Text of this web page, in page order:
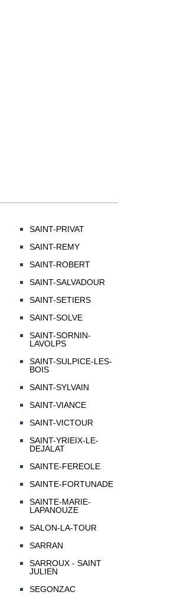
SAINT-PRIVAT
SAINT-REMY
SAINT-ROBERT
SAINT-SALVADOUR
SAINT-SETIERS
SAINT-SOLVE
SAINT-SORNIN-
LAVOLPS
SAINT-SULPICE-LES-
BOIS
SAINT-SYLVAIN
SAINT-VIANCE
SAINT-VICTOUR
SAINT-YRIEIX-LE-
DEJALAT
SAINTE-FEREOLE
SAINTE-FORTUNADE
SAINTE-MARIE-
LAPANOUZE
SALON-LA-TOUR
SARRAN
SARROUX - SAINT
JULIEN
SEGONZAC